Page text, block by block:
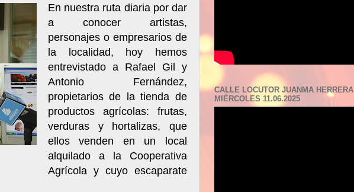
En nuestra ruta diaria por dar
a conocer artistas,
personajes o empresarios de
la localidad, hoy hemos
entrevistado a Rafael Gil y
Antonio Fernández,
propietarios de la tienda de
productos agrícolas: frutas,
verduras y hortalizas, que
ellos venden en un local
alquilado a la Cooperativa
Agrícola y cuyo escaparate
CALLE LOCUTOR JUANMA HERRERA
MIÉRCOLES 11.06.2025